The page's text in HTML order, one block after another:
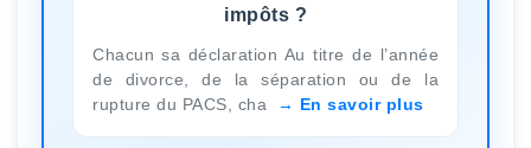
impôts ?
Chacun sa déclaration Au titre de l’année
de divorce, de la séparation ou de la
rupture du PACS, cha
En savoir plus